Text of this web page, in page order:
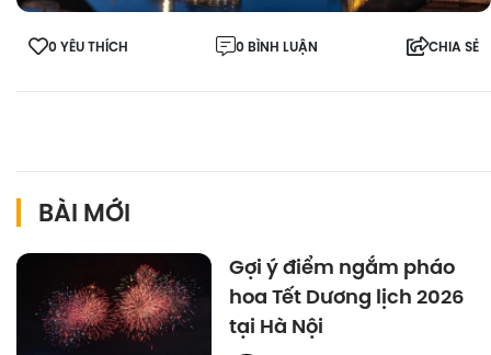
0 YÊU THÍCH 0 BÌNH LUẬN CHIA SẺ
BÀI MỚI
Gợi ý điểm ngắm pháo
hoa Tết Dương lịch 2026
tại Hà Nội